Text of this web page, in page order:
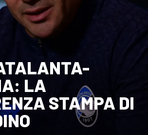
LA
STAMPA DI